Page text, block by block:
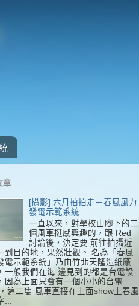
章
[攝影] 六月拍拍走－春風風力
發電示範系統
一直以來，對學校山腳下的二
個風車挺感興趣的，跟 Red
討論後，決定要 前往拍攝近
到目的地，果然壯觀。 名為「春風
電示範系統」乃由竹北天隆造紙廠
一般我們在海 邊見到的都是台電設
因為上面只會有一個小小的台電
這二隻 風車直接在上面show上春風
...